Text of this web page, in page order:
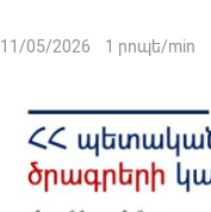
11/05/2026